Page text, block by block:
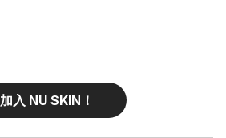
加入 NU SKIN！